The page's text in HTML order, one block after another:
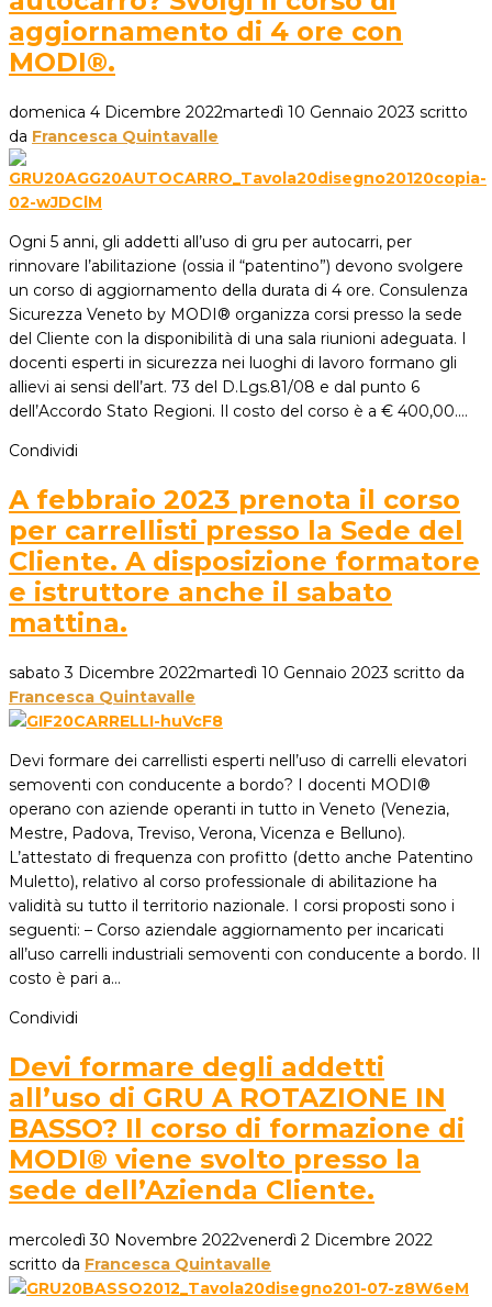
aggiornamento di 4 ore con
MODI®.
domenica 4 Dicembre 2022martedì 10 Gennaio 2023 scritto
da Francesca Quintavalle
Ogni 5 anni, gli addetti all’uso di gru per autocarri, per
rinnovare l’abilitazione (ossia il “patentino”) devono svolgere
un corso di aggiornamento della durata di 4 ore. Consulenza
Sicurezza Veneto by MODI® organizza corsi presso la sede
del Cliente con la disponibilità di una sala riunioni adeguata. I
docenti esperti in sicurezza nei luoghi di lavoro formano gli
allievi ai sensi dell’art. 73 del D.Lgs.81/08 e dal punto 6
dell’Accordo Stato Regioni. Il costo del corso è a € 400,00.…
Condividi
A febbraio 2023 prenota il corso
per carrellisti presso la Sede del
Cliente. A disposizione formatore
e istruttore anche il sabato
mattina.
sabato 3 Dicembre 2022martedì 10 Gennaio 2023 scritto da
Francesca Quintavalle
Devi formare dei carrellisti esperti nell’uso di carrelli elevatori
semoventi con conducente a bordo? I docenti MODI®
operano con aziende operanti in tutto in Veneto (Venezia,
Mestre, Padova, Treviso, Verona, Vicenza e Belluno).
L’attestato di frequenza con profitto (detto anche Patentino
Muletto), relativo al corso professionale di abilitazione ha
validità su tutto il territorio nazionale. I corsi proposti sono i
seguenti: – Corso aziendale aggiornamento per incaricati
all’uso carrelli industriali semoventi con conducente a bordo. Il
costo è pari a…
Condividi
Devi formare degli addetti
all’uso di GRU A ROTAZIONE IN
BASSO? Il corso di formazione di
MODI® viene svolto presso la
sede dell’Azienda Cliente.
mercoledì 30 Novembre 2022venerdì 2 Dicembre 2022
scritto da Francesca Quintavalle